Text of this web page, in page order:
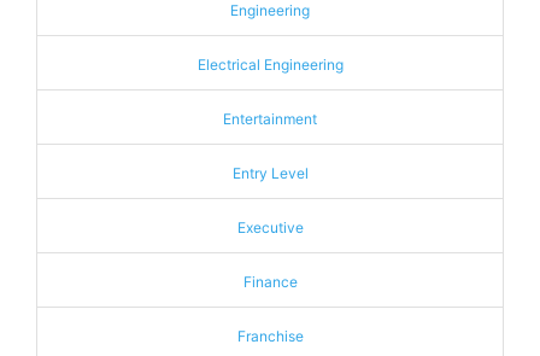
Engineering
Electrical Engineering
Entertainment
Entry Level
Executive
Finance
Franchise